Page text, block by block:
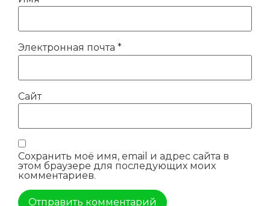
Электронная почта *
Сайт
Сохранить моё имя, email и адрес сайта в
этом браузере для последующих моих
комментариев.